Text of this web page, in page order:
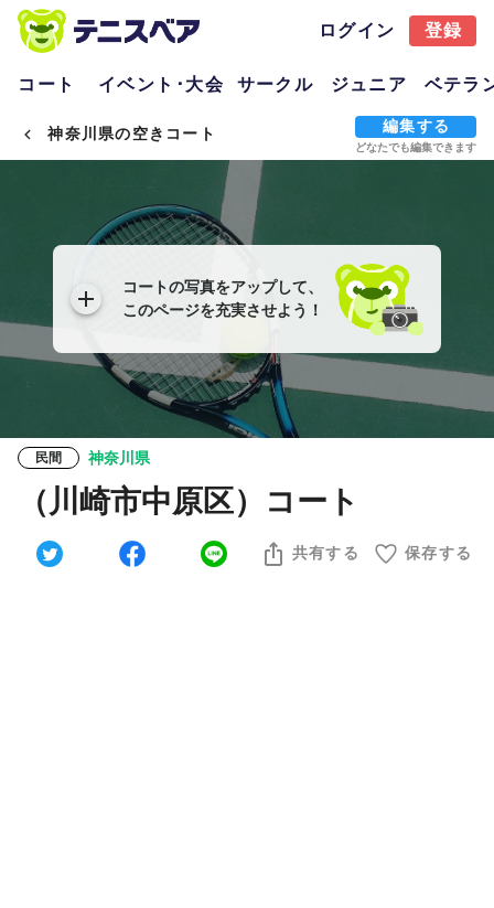
ログイン 登録
コート イベント･大会 サークル ジュニア ベテラ
神奈川県の空きコート 編集する
どなたでも編集できます
コートの写真をアップして、
このページを充実させよう！
民間 神奈川県
（川崎市中原区）コート
共有する 保存する